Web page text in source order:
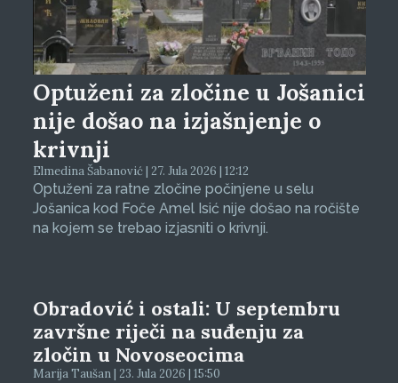
Optuženi za zločine u Jošanici
nije došao na izjašnjenje o
krivnji
Elmedina Šabanović | 27. Jula 2026 | 12:12
Optuženi za ratne zločine počinjene u selu
Jošanica kod Foče Amel Isić nije došao na ročište
na kojem se trebao izjasniti o krivnji.
Obradović i ostali: U septembru
završne riječi na suđenju za
zločin u Novoseocima
Marija Taušan | 23. Jula 2026 | 15:50